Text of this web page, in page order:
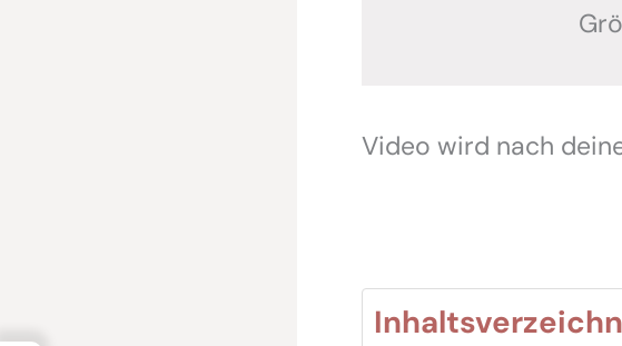
Video wird nach